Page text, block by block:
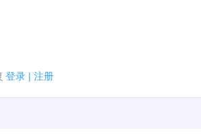
登录 | 注册